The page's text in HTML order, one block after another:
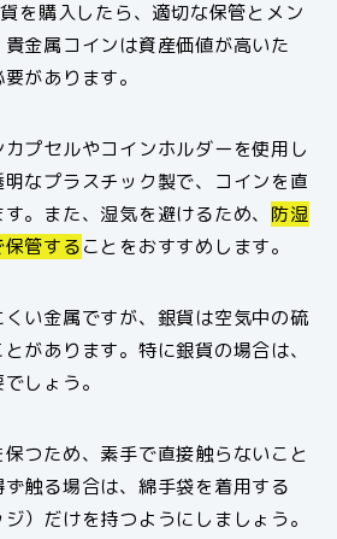
を購入したら、適切な保管とメン
金属コインは資産価値が高いた
があります。
プセルやコインホルダーを使用し
なプラスチック製で、コインを直
。また、湿気を避けるため、 防湿
管することをおすすめします。
い金属ですが、銀貨は空気中の硫
があります。特に銀貨の場合は、
しょう。
つため、素手で直接触らないこと
触る場合は、綿手袋を着用する
）だけを持つようにしましょう。